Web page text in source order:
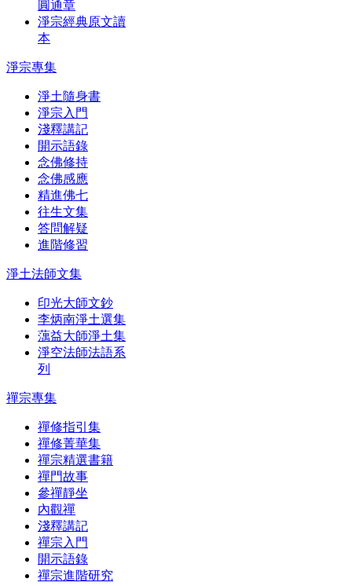
圓通章
淨宗經典原文讀
本
淨宗專集
淨土隨身書
淨宗入門
淺釋講記
開示語錄
念佛修持
念佛感應
精進佛七
往生文集
答問解疑
進階修習
淨土法師文集
印光大師文鈔
李炳南淨土選集
蕅益大師淨土集
淨空法師法語系
列
禪宗專集
禪修指引集
禪修菁華集
禪宗精選書籍
禪門故事
參禪靜坐
內觀禪
淺釋講記
禪宗入門
開示語錄
禪宗進階研究